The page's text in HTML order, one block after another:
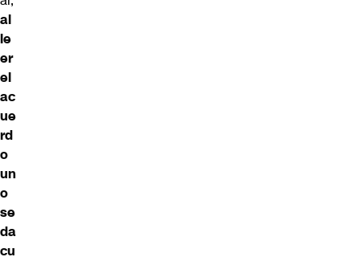
al
le
er
el
ac
ue
rd
o
un
o
se
da
cu